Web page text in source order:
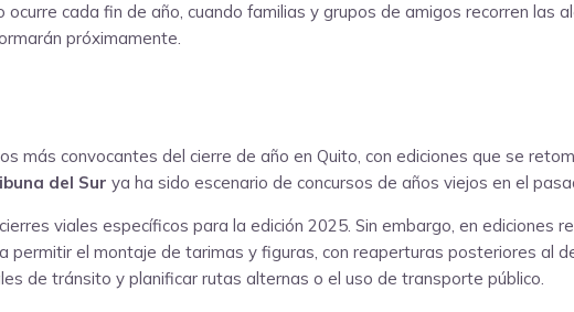
cada fin de año, cuando familias y grupos de amigos recorren las
próximamente.
más convocantes del cierre de año en Quito, con ediciones que se
del Sur ya ha sido escenario de concursos de años viejos en el
viales específicos para la edición 2025. Sin embargo, en ediciones
permitir el montaje de tarimas y figuras, con reaperturas posteriores al
de tránsito y planificar rutas alternas o el uso de transporte público.